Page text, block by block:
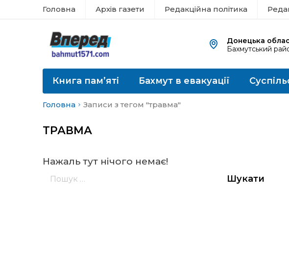
Головна Архів газети Редакційна політика
Донецька
Бахмутський
Книга пам’яті Бахмут в евакуації
Головна Записи з тегом "травма"
ТРАВМА
Нажаль тут нічого немає!